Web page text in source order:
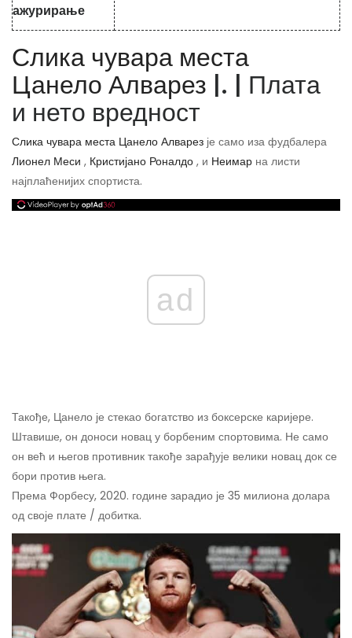
ажурирање
Слика чувара места
Цанело Алварез |. | Плата
и нето вредност
Слика чувара места Цанело Алварез је само иза фудбалера
Лионел Меси , Кристијано Роналдо , и Неимар на листи
најплаћенијих спортиста.
ad
Такође, Цанело је стекао богатство из боксерске каријере.
Штавише, он доноси новац у борбеним спортовима. Не само
он већ и његов противник такође зарађује велики новац док се
бори против њега.
Према Форбесу, 2020. године зарадио је 35 милиона долара
од своје плате / добитка.